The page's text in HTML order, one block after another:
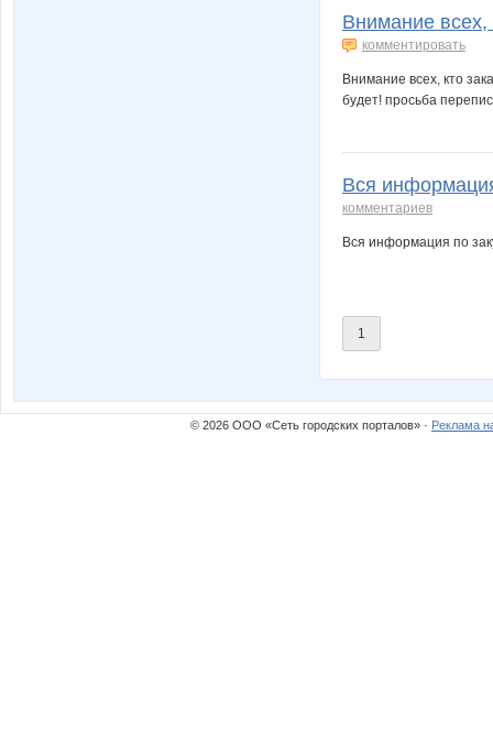
Внимание
комментировать
Внимание всех, кто
будет! просьба
Вся
комментариев
Вся информация по
1
© 2026 ООО «Сеть городских порталов» · Реклама